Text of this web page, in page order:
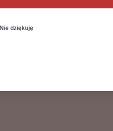
Nie dziękuję